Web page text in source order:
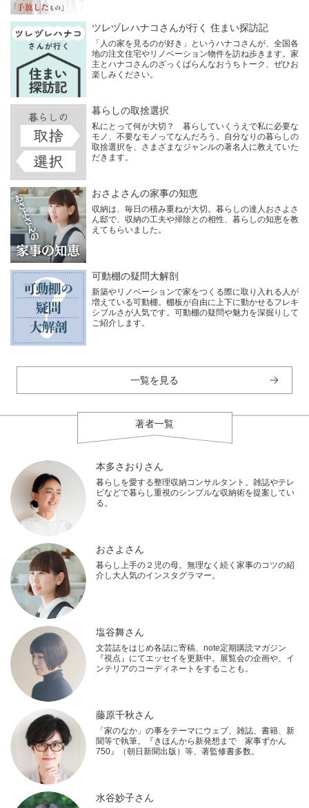
ツレヅレハナコさんが行く 住まい探訪記
「人の家を見るのが好き」というハナコさんが、全国各
地の注文住宅やリノベーション物件を訪ね歩きます。家
主とハナコさんのざっくばらんなおうちトーク、ぜひお
楽しみください。
暮らしの取捨選択
私にとって何が大切？ 暮らしていくうえで私に必要な
モノ、不要なモノってなんだろう。自分なりの暮らしの
取捨選択を、さまざまなジャンルの著名人に教えていた
だきます。
おさよさんの家事の知恵
収納は、毎日の積み重ねが大切。暮らしの達人おさよさ
ん邸で、収納の工夫や掃除との相性、暮らしの知恵を教
えてもらいました。
可動棚の疑問大解剖
新築やリノベーションで家をつくる際に取り入れる人が
増えている可動棚。棚板が自由に上下に動かせるフレキ
シブルさが人気です。可動棚の疑問や魅力を深掘りして
ご紹介します。
一覧を見る
著者一覧
本多さおりさん
暮らしを愛する整理収納コンサルタント。雑誌やテレ
ビなどで暮らし重視のシンプルな収納術を提案してい
る。
おさよさん
暮らし上手の２児の母。無理なく続く家事のコツの紹
介し大人気のインスタグラマー。
塩谷舞さん
文芸誌をはじめ各誌に寄稿、note定期購読マガジン
『視点』にてエッセイを更新中。展覧会の企画や、イ
ンテリアのコーディネートをすることも。
藤原千秋さん
「家のなか」の事をテーマにウェブ、雑誌、書籍、新
聞等で執筆。『きほんから新発想まで 家事ずかん
750』（朝日新聞出版）等、著監修書多数。
水谷妙子さん